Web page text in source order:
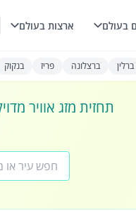
בעולם ארצות בעולם
ברלין ברצלונה פריז בנקוק
תחזית מזג אוויר